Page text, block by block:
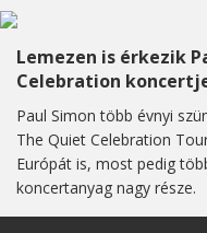
Lemezen is érkezik
Celebration
Paul Simon több évnyi
The Quiet Celebration
Európát is, most pedig
koncertanyag nagy része.